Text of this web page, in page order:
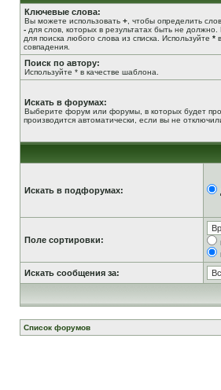
Ключевые слова:
Вы можете использовать + , чтобы определить
- для слов, которых в результатах быть не
для поиска любого слова из списка. Используйте *
совпадения.
Поиск по автору:
Используйте * в качестве шаблона.
Искать в форумах:
Выберите форум или форумы, в которых будет
производится автоматически, если вы не
Искать в подфорумах:
Поле сортировки:
Искать сообщения за:
Список форумов